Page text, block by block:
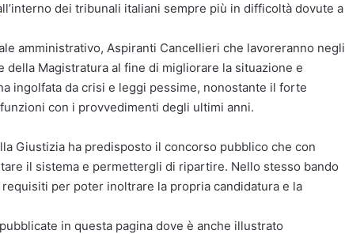
dei tribunali italiani sempre più in difficoltà dovute a
amministrativo, Aspiranti Cancellieri che lavoreranno negli
Magistratura al fine di migliorare la situazione e
ingolfata da crisi e leggi pessime, nonostante il forte
con i provvedimenti degli ultimi anni.
Giustizia ha predisposto il concorso pubblico che con
il sistema e permettergli di ripartire. Nello stesso bando
per poter inoltrare la propria candidatura e la
in questa pagina dove è anche illustrato